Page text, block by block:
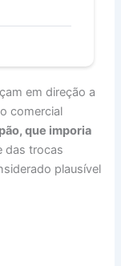
em direção a
comercial
que imporia
das trocas
plausível